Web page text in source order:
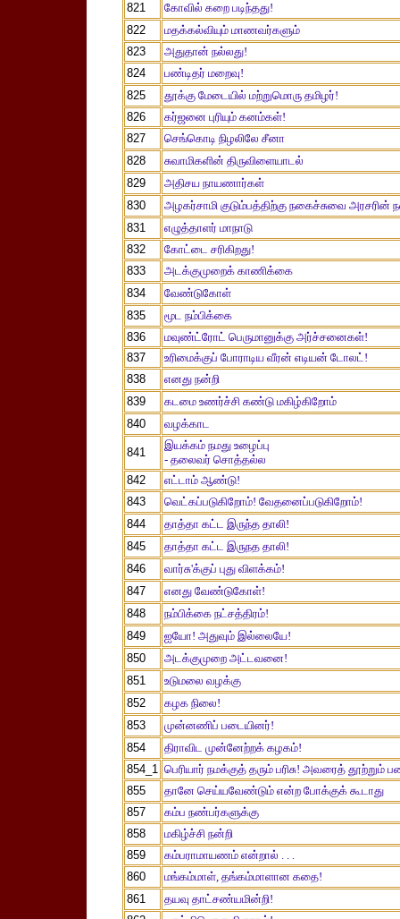
821
கோவில் கறை படிந்தது!
822
மதக்கல்வியும் மாணவர்களும்
823
அதுதான் நல்லது!
824
பண்டிதர் மறைவு!
825
தூக்கு மேடையில் மற்றுமொரு தமிழர்!
826
கர்ஜனை புரியும் கனம்கள்!
827
செங்கொடி நிழலிலே சீனா
828
சுவாமிகளின் திருவிளையாடல்
829
அதிசய நாயணார்கள்
830
அழகர்சாமி குடும்பத்திற்கு நகைச்சுவை
831
எழுத்தாளர் மாநாடு
832
கோட்டை சரிகிறது!
833
அடக்குமுறைக் காணிக்கை
834
வேண்டுகோள்
835
மூட நம்பிக்கை
836
மவுண்ட்ரோட் பெருமானுக்கு அர்ச்சனைகள்!
837
உரிமைக்குப் போராடிய வீரன் எடியன் டோலட்!
838
எனது நன்றி
839
கடமை உணர்ச்சி கண்டு மகிழ்கிறோம்
840
வழக்காட
841
இயக்கம் நமது உழைப்பு
- தலைவர் சொத்தல்ல
842
எட்டாம் ஆண்டு!
843
வெட்கப்படுகிறோம்! வேதனைப்படுகிறோம்!
844
தாத்தா கட்ட இருந்த தாலி!
845
தாத்தா கட்ட இருநத தாலி!
846
வார்சு'க்குப் புது விளக்கம்!
847
எனது வேண்டுகோள்!
848
நம்பிக்கை நட்சத்திரம்!
849
ஐயோ! அதுவும் இல்லையே!
850
அடக்குமுறை அட்டவனை!
851
உடுமலை வழக்கு
852
கழக நிலை!
853
முன்னணிப் படையினர்!
854
திராவிட முன்னேற்றக் கழகம்!
854_1 பெரியார் நமக்குத் தரும் பரிசு! அவரைத் தூற்றும்
855
தானே செய்யவேண்டும் என்ற போக்குக் கூடாது
857
கம்ப நண்பர்களுக்கு
858
மகிழ்ச்சி நன்றி
859
கம்பராமாயணம் என்றால் . . .
860
மங்கம்மாள், தங்கம்மாளான கதை!
861
தயவு தாட்சண்யமின்றி!